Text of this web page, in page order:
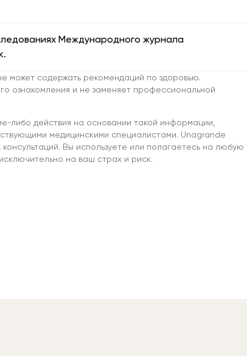
Международного журнала
может содержать рекомендаций по здоровью.
ознакомления и не заменяет профессиональной
либо действия на основании такой информации,
медицинскими специалистами. Unagrande
Вы используете или полагаетесь на любую
на ваш страх и риск.